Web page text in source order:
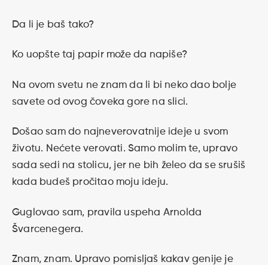
Da li je baš tako?
Ko uopšte taj papir može da napiše?
Na ovom svetu ne znam da li bi neko dao bolje
savete od ovog čoveka gore na slici.
Došao sam do najneverovatnije ideje u svom
životu. Nećete verovati. Samo molim te, upravo
sada sedi na stolicu, jer ne bih želeo da se srušiš
kada budeš pročitao moju ideju.
Guglovao sam, pravila uspeha Arnolda
Švarcenegera.
Znam, znam. Upravo pomisljaš kakav genije je